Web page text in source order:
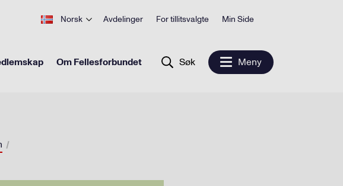
Norsk Avdelinger For tillitsvalgte Min Side
Om Fellesforbundet Søk Meny